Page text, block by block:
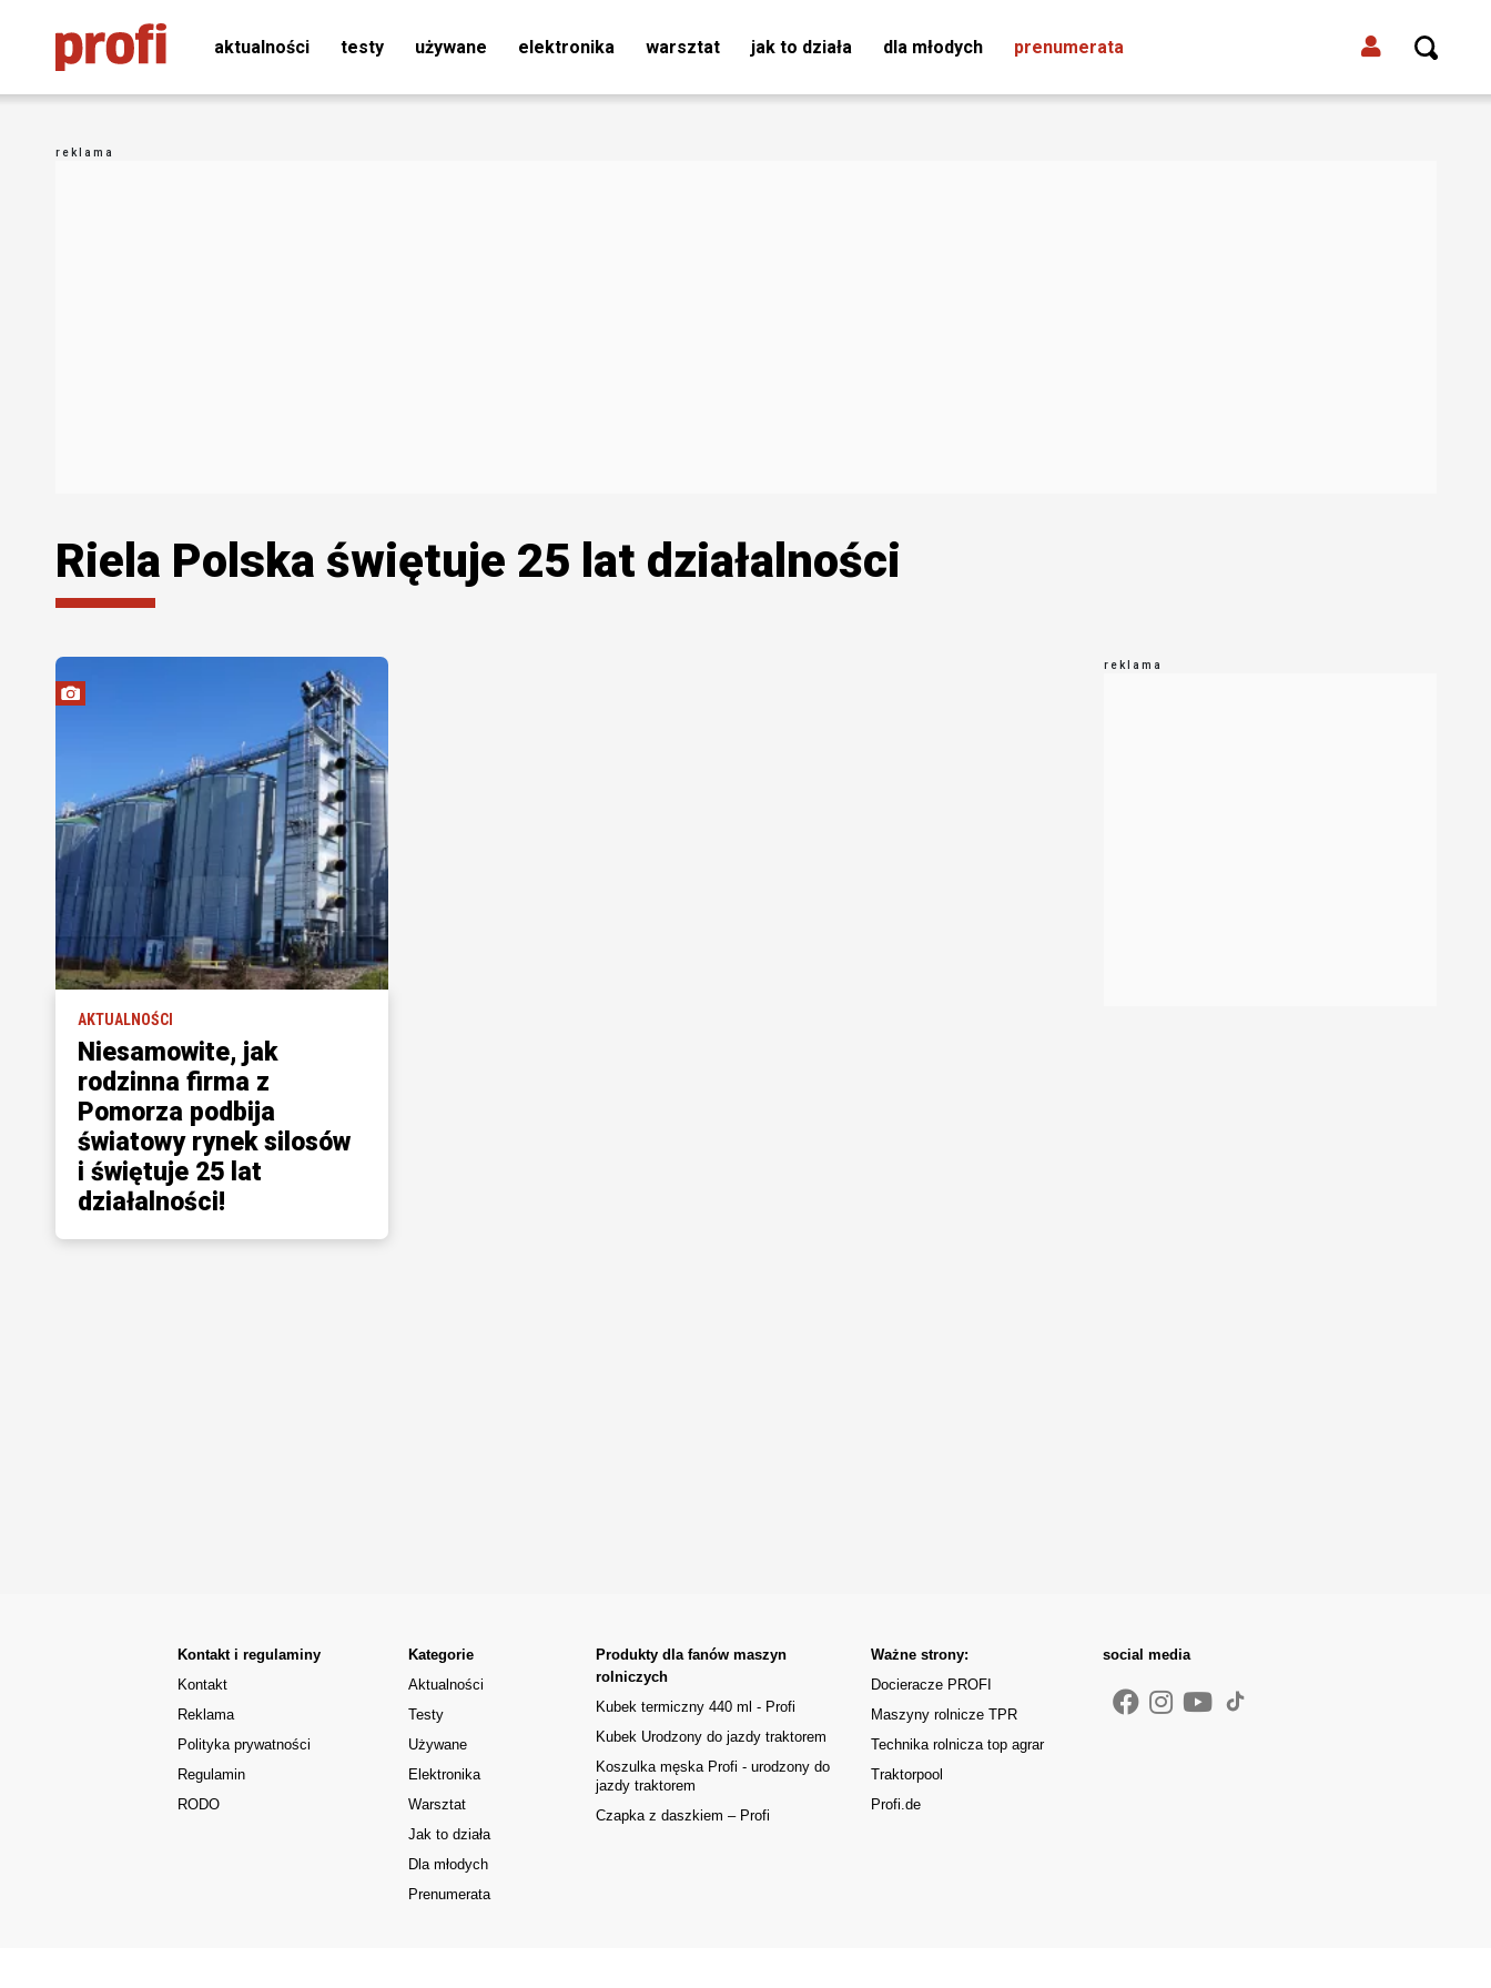
aktualności testy używane elektronika warsztat jak to działa dla młodych prenumerata
Riela Polska świętuje 25 lat działalności
AKTUALNOŚCI
Niesamowite, jak
rodzinna firma z
Pomorza podbija
światowy rynek silosów
i świętuje 25 lat
działalności!
Kontakt i regulaminy
Kontakt
Reklama
Polityka prywatności
Regulamin
RODO
Kategorie
Aktualności
Testy
Używane
Elektronika
Warsztat
Jak to działa
Dla młodych
Prenumerata
Produkty dla fanów maszyn
rolniczych
Kubek termiczny 440 ml - Profi
Kubek Urodzony do jazdy traktorem
Koszulka męska Profi - urodzony do
jazdy traktorem
Czapka z daszkiem – Profi
Ważne strony:
Docieracze PROFI
Maszyny rolnicze TPR
Technika rolnicza top agrar
Traktorpool
Profi.de
social media